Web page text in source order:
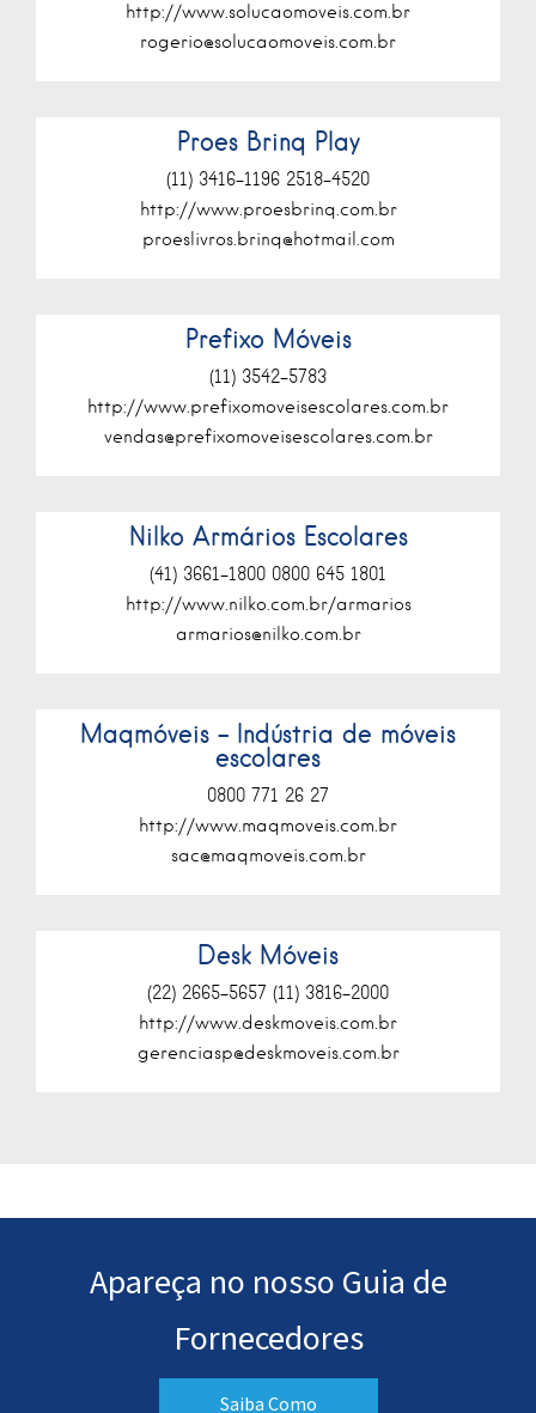
http://www.solucaomoveis.com.br
rogerio@solucaomoveis.com.br
Proes Brinq Play
(11) 3416-1196 2518-4520
http://www.proesbrinq.com.br
proeslivros.brinq@hotmail.com
Prefixo Móveis
(11) 3542-5783
http://www.prefixomoveisescolares.com.br
vendas@prefixomoveisescolares.com.br
Nilko Armários Escolares
(41) 3661-1800 0800 645 1801
http://www.nilko.com.br/armarios
armarios@nilko.com.br
Maqmóveis – Indústria de móveis
escolares
0800 771 26 27
http://www.maqmoveis.com.br
sac@maqmoveis.com.br
Desk Móveis
(22) 2665-5657 (11) 3816-2000
http://www.deskmoveis.com.br
gerenciasp@deskmoveis.com.br
Apareça no nosso Guia de
Fornecedores
Saiba Como